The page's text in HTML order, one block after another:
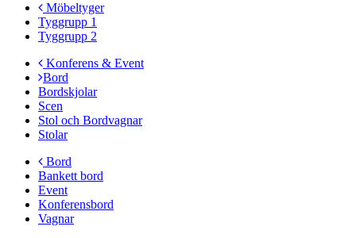
Möbeltyger
Tyggrupp 1
Tyggrupp 2
Konferens & Event
Bord
Bordskjolar
Scen
Stol och Bordvagnar
Stolar
Bord
Bankett bord
Event
Konferensbord
Vagnar